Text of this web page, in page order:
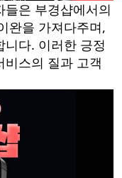
은 부경샵에서의
완을 가져다주며,
다. 이러한 긍정
스의 질과 고객